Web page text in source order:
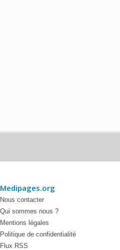
Medipages.org
Nous contacter
Qui sommes nous ?
Mentions légales
Politique de confidentialité
Flux RSS